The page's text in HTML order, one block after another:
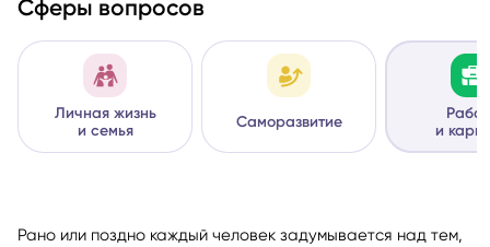
Сферы вопросов
Личная жизнь
и семья